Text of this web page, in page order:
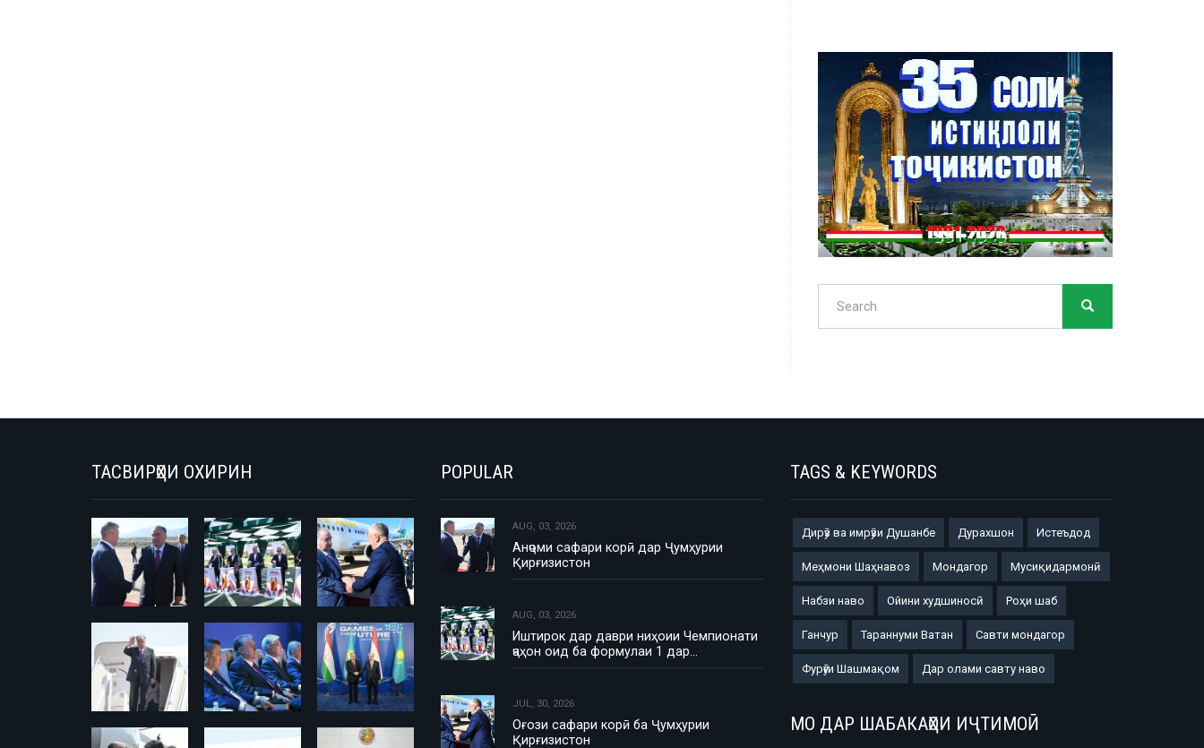
Search SEARCH
ТАСВИРҲОИ ОХИРИН POPULAR
AUG, 03, 2026
Анҷоми сафари корӣ дар Ҷумҳурии
Қирғизистон
AUG, 03, 2026
Иштирок дар даври ниҳоии Чемпионати
ҷаҳон оид ба формулаи 1 дар…
JUL, 30, 2026
Оғози сафари корӣ ба Ҷумҳурии
Қирғизистон
TAGS & KEYWORDS
Дирӯз ва имрӯзи Душанбе Дурахшон Истеъдод
Меҳмони Шаҳнавоз Мондагор Мусиқидармонӣ
Набзи наво Ойини худшиносӣ Роҳи шаб
Ганчур Тараннуми Ватан Савти мондагор
Фурӯғи Шашмақом Дар олами савту наво
МО ДАР ШАБАКАҲОИ ИҶТИМОӢ